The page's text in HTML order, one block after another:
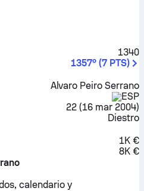
1340
1357º (7 PTS)
Alvaro Peiro Serrano
ESP
22 (16 mar 2004)
Diestro
1K €
8K €
calendario y